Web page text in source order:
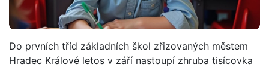
Do prvních tříd základních škol zřizovaných městem
Hradec Králové letos v září nastoupí zhruba tisícovka